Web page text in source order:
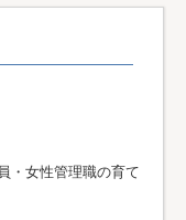
・女性管理職の育て